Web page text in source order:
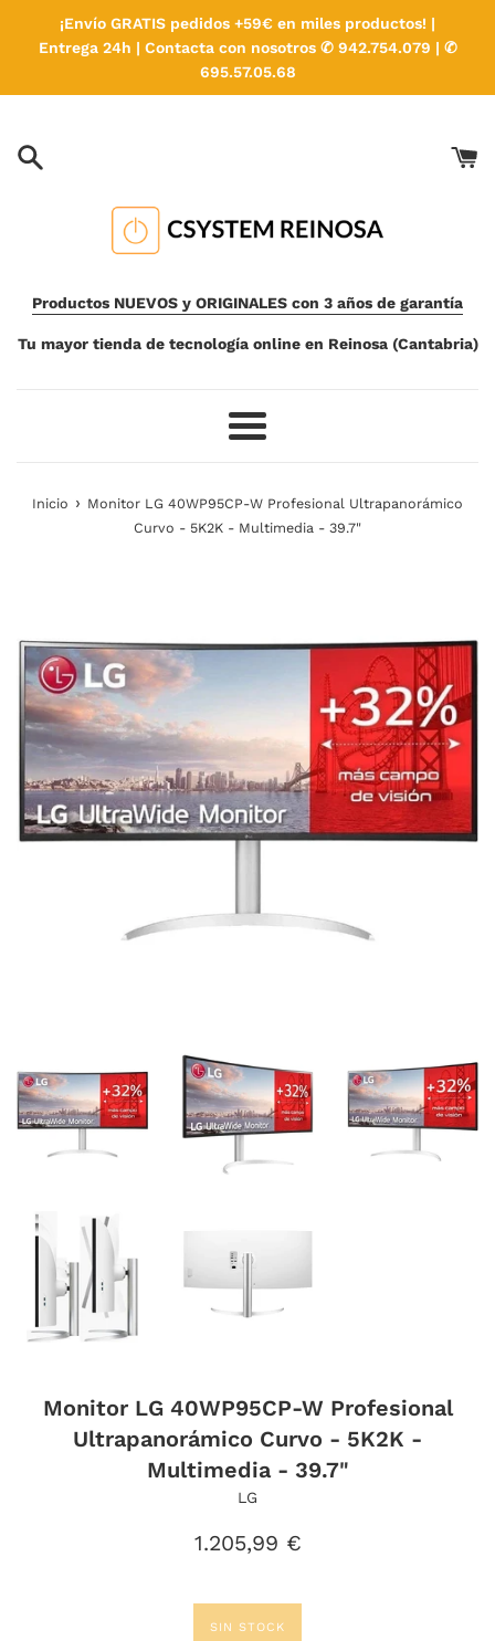
directamente
¡Envío GRATIS pedidos +59€ en miles productos! |
Entrega 24h | Contacta con nosotros ✆ 942.754.079 | ✆
695.57.05.68
Productos NUEVOS y ORIGINALES con 3 años de garantía
Tu mayor tienda de tecnología online en Reinosa (Cantabria)
Más
Inicio › Monitor LG 40WP95CP-W Profesional Ultrapanorámico
Curvo - 5K2K - Multimedia - 39.7"
Monitor LG 40WP95CP-W Profesional
Ultrapanorámico Curvo - 5K2K -
Multimedia - 39.7"
LG
Precio
1.205,99 €
SIN STOCK